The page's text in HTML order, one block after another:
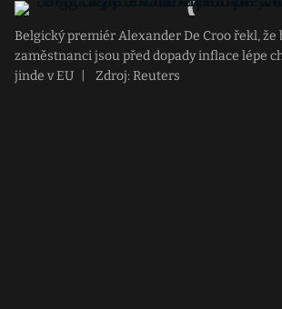
Belgický premiér Alexander De Croo řekl, že
zaměstnanci jsou před dopady inflace lépe
jinde v EU
Zdroj: Reuters